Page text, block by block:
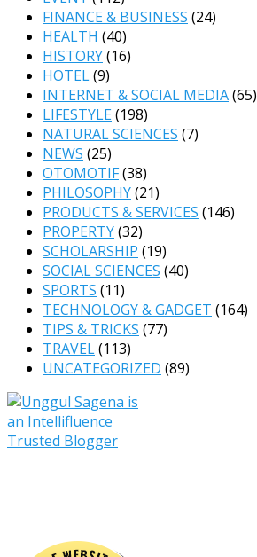
FINANCE & BUSINESS (24)
HEALTH (40)
HISTORY(16)
HOTEL(9)
INTERNET & SOCIAL MEDIA(65)
LIFESTYLE(198)
NATURAL SCIENCES (7)
NEWS (25)
OTOMOTIF(38)
PHILOSOPHY(21)
PRODUCTS & SERVICES (146)
PROPERTY(32)
SCHOLARSHIP (19)
SOCIAL SCIENCES (40)
SPORTS (11)
TECHNOLOGY & GADGET (164)
TIPS & TRICKS (77)
TRAVEL(113)
UNCATEGORIZED (89)